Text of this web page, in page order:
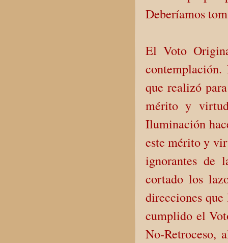
Deberíamos
El Voto
que realizó
mérito y
Iluminación
este mérito y
ignorantes de
cortado los
direcciones
cumplido el
No-Retroceso,